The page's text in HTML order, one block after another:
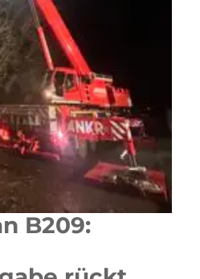
B209: